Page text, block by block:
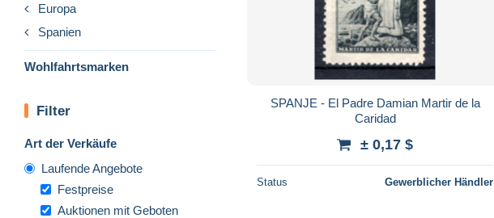
Europa
Spanien
Wohlfahrtsmarken
Filter
Art der Verkäufe
Laufende Angebote
Festpreise
Auktionen mit Geboten
SPANJE - El Padre Damian Martir de la
Caridad
± 0,17 $
Status Gewerblicher Händler